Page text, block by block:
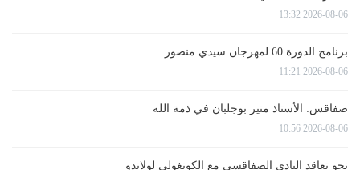
2026-08-06 13:32
برنامج الدورة 60 لمهرجان سيدي منصور
2026-08-06 11:21
صفاقس: الأستاذ منير بوجلبان في ذمة الله
2026-08-06 10:56
نحو تعاقد النادي الصفاقسي مع الكونغولي لولاندو